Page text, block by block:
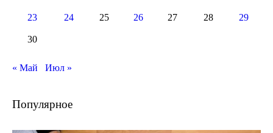
23 24 25 26 27 28 29
30
« Май Июл »
Популярное